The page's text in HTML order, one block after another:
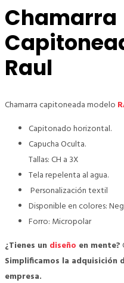
Chamarra
Raul
Chamarra capitoneada modelo
Capitonado horizontal.
Capucha Oculta.
Tallas: CH a 3X
Tela repelenta al agua.
Personalización textil
Disponible en colores:
Forro: Micropolar
¿Tienes un diseño en mente?
Simplificamos la
empresa.